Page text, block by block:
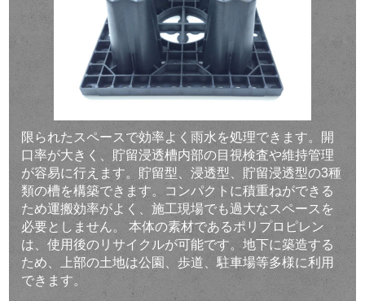
限られたスペースで効率よく雨水を処理できます。開
口率が大きく、貯留浸透槽内部の目視検査や維持管理
が容易に行えます。貯留型、浸透型、貯留浸透型の3種
類の槽を構築できます。コンパクトに積重ねができる
ため運搬効率がよく、施工現場でも過大なスペースを
必要としません。 本体の素材であるポリプロピレン
は、使用後のリサイクルが可能です。地下に築造する
ため、上部の土地は公園、歩道、駐車場等多様に利用
できます。